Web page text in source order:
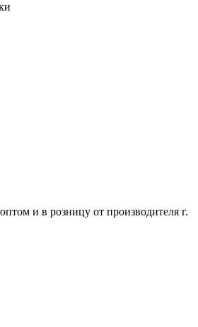
и в розницу от производителя г.